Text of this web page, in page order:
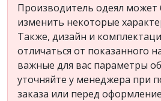
Производитель одеял может
изменить некоторые
Также, дизайн и
отличаться от показанного
важные для вас параметры
уточняйте у менеджера при
заказа или перед